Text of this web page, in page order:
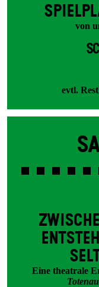
von
evtl.
Eine theatrale